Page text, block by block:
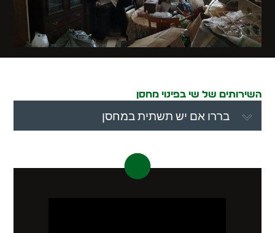
השירותים של שי בפינוי מחסן
בררו אם יש תשתית במחסן